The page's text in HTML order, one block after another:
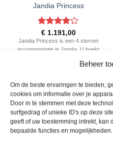
Beheer
Om de beste ervaringen te bieden,
cookies om informatie over je
Door in te stemmen met deze
surfgedrag of unieke ID's op deze
geeft of uw toestemming intrekt,
bepaalde functies en mogelijkheden.
Jandia Princess
Gewaardeerd
4uit 5
€1.191,00
Jandia Princess is een 4 sterren
accommodatie in Jandia. U boekt
Nu vanaf EUR 1191.00 per persoon.
PRIJZEN EN BOEKEN
WAT ZE